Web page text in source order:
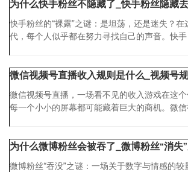
为什么快手粉丝不隐藏了_快手粉丝隐藏
快手粉丝的“裸露”之谜：是坦荡，还是迷失？
代，每个人似乎都在努力寻找自己的声音。快手
微信视频号直播收入规则是什么_视频号
微信视频号直播，一场看不见的收入游戏在这个
每一个小小的屏幕都可能藏着巨大的商机。微信
为什么微博粉丝会被吞了_微博粉丝“消失
微博粉丝“吞没”之谜：一场关于数字与情感的